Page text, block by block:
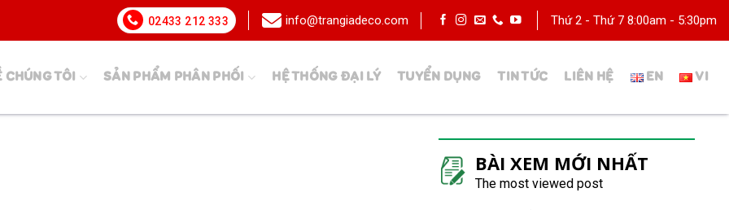
02433 212 333 info@trangiadeco.com Thứ 2 - Thứ 7 8:00am - 5:30pm
CHÚNG TÔI SẢN PHẨM PHÂN PHỐI HỆ THỐNG ĐẠI LÝ TUYỂN DỤNG TIN TỨC LIÊN HỆ
BÀI XEM MỚI NHẤT
The most viewed post